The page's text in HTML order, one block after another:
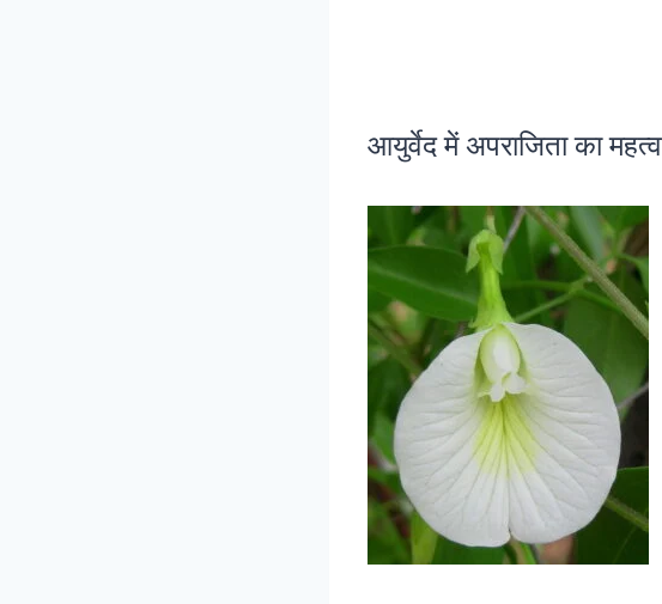
आयुर्वेद में अपराजिता का